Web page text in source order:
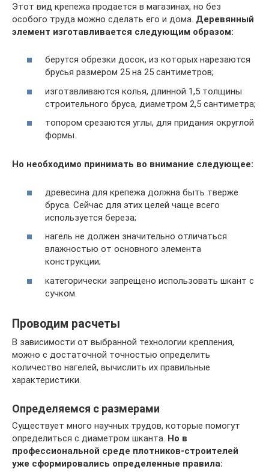
Этот вид крепежа продается в магазинах, но без
особого труда можно сделать его и дома. Деревянный
элемент изготавливается следующим образом:
берутся обрезки досок, из которых нарезаются
брусья размером 25 на 25 сантиметров;
изготавливаются колья, длинной 1,5 толщины
строительного бруса, диаметром 2,5 сантиметра;
топором срезаются углы, для придания округлой
формы.
Но необходимо принимать во внимание следующее:
древесина для крепежа должна быть тверже
бруса. Сейчас для этих целей чаще всего
используется береза;
нагель не должен значительно отличаться
влажностью от основного элемента
конструкции;
категорически запрещено использовать шкант с
сучком.
Проводим расчеты
В зависимости от выбранной технологии крепления,
можно с достаточной точностью определить
количество нагелей, вычислить их правильные
характеристики.
Определяемся с размерами
Существует много научных трудов, которые помогут
определиться с диаметром шканта. Но в
профессиональной среде плотников-строителей
уже сформировались определенные правила: